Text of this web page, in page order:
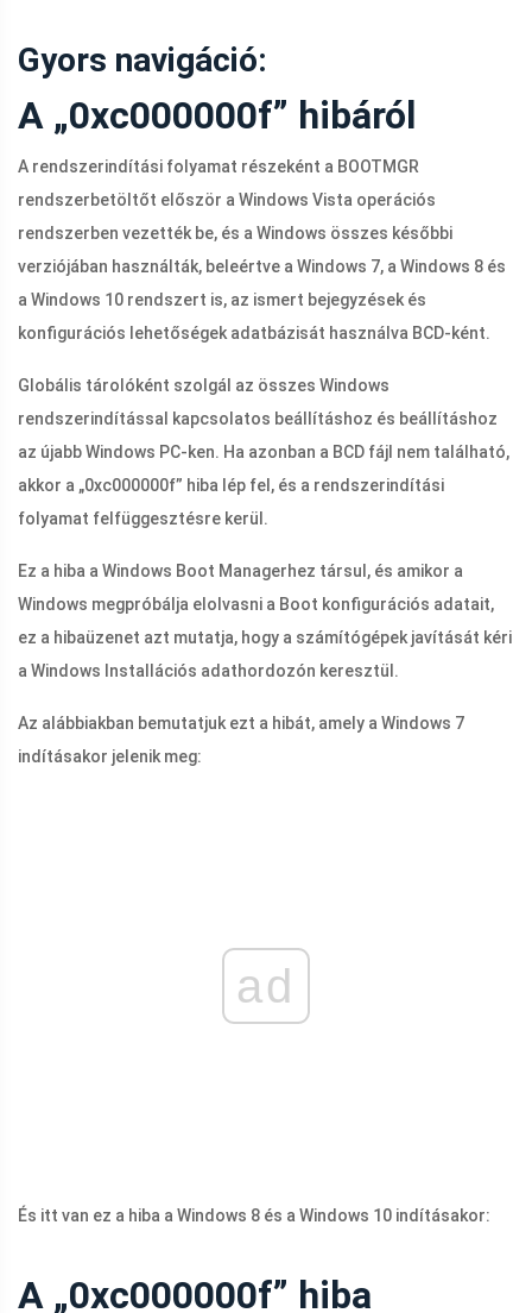
Gyors navigáció:
A „0xc000000f” hibáról
A rendszerindítási folyamat részeként a BOOTMGR
rendszerbetöltőt először a Windows Vista operációs
rendszerben vezették be, és a Windows összes későbbi
verziójában használták, beleértve a Windows 7, a Windows 8 és
a Windows 10 rendszert is, az ismert bejegyzések és
konfigurációs lehetőségek adatbázisát használva BCD-ként.
Globális tárolóként szolgál az összes Windows
rendszerindítással kapcsolatos beállításhoz és beállításhoz
az újabb Windows PC-ken. Ha azonban a BCD fájl nem található,
akkor a „0xc000000f” hiba lép fel, és a rendszerindítási
folyamat felfüggesztésre kerül.
Ez a hiba a Windows Boot Managerhez társul, és amikor a
Windows megpróbálja elolvasni a Boot konfigurációs adatait,
ez a hibaüzenet azt mutatja, hogy a számítógépek javítását kéri
a Windows Installációs adathordozón keresztül.
Az alábbiakban bemutatjuk ezt a hibát, amely a Windows 7
indításakor jelenik meg:
ad
És itt van ez a hiba a Windows 8 és a Windows 10 indításakor:
A „0xc000000f” hiba